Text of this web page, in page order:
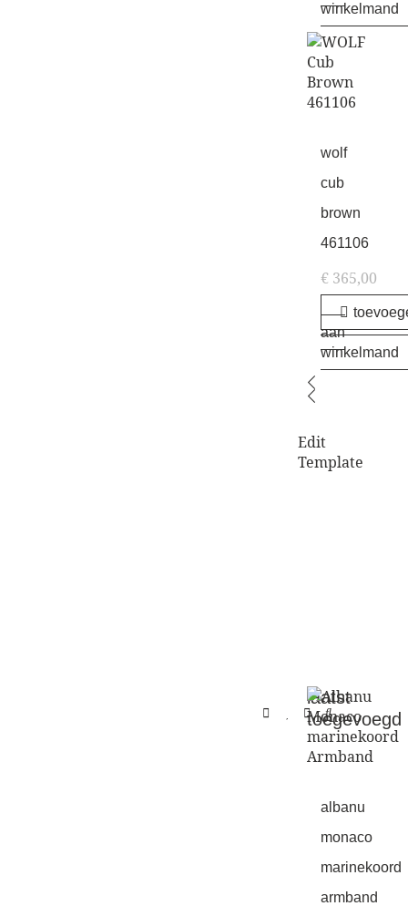
winkelmand
wolf
cub
brown
461106
€365,00
aan
winkelmand
Edit
Template
laatst
toegevoegd
albanu
monaco
marinekoord
armband